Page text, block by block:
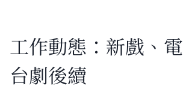
工作動態：新戲、
台劇後續